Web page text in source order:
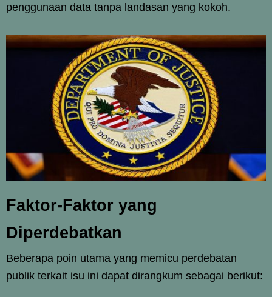
penggunaan data tanpa landasan yang kokoh.
Faktor-Faktor yang
Diperdebatkan
Beberapa poin utama yang memicu perdebatan
publik terkait isu ini dapat dirangkum sebagai berikut: